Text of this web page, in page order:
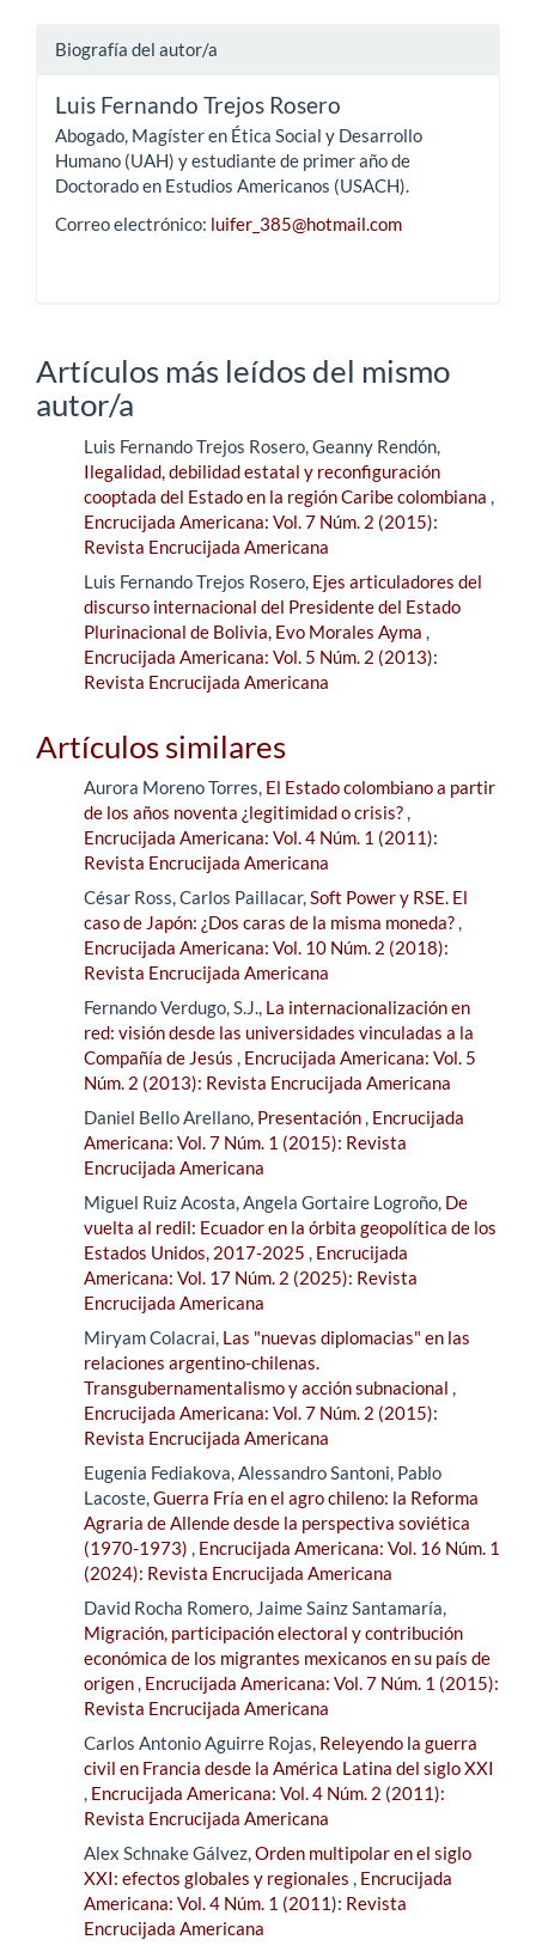
Biografía del autor/a
Luis Fernando Trejos Rosero
Abogado, Magíster en Ética Social y Desarrollo
Humano (UAH) y estudiante de primer año de
Doctorado en Estudios Americanos (USACH).
Correo electrónico: luifer_385@hotmail.com
Artículos más leídos del mismo
autor/a
Luis Fernando Trejos Rosero, Geanny Rendón,
Ilegalidad, debilidad estatal y reconfiguración
cooptada del Estado en la región Caribe colombiana ,
Encrucijada Americana: Vol. 7 Núm. 2 (2015):
Revista Encrucijada Americana
Luis Fernando Trejos Rosero, Ejes articuladores del
discurso internacional del Presidente del Estado
Plurinacional de Bolivia, Evo Morales Ayma ,
Encrucijada Americana: Vol. 5 Núm. 2 (2013):
Revista Encrucijada Americana
Artículos similares
Aurora Moreno Torres, El Estado colombiano a partir
de los años noventa ¿legitimidad o crisis?,
Encrucijada Americana: Vol. 4 Núm. 1 (2011):
Revista Encrucijada Americana
César Ross, Carlos Paillacar,Soft Power y RSE. El
caso de Japón: ¿Dos caras de la misma moneda?,
Encrucijada Americana: Vol. 10 Núm. 2 (2018):
Revista Encrucijada Americana
Fernando Verdugo, S.J., La internacionalización en
red: visión desde las universidades vinculadas a la
Compañía de Jesús , Encrucijada Americana: Vol. 5
Núm. 2 (2013): Revista Encrucijada Americana
Daniel Bello Arellano, Presentación, Encrucijada
Americana: Vol. 7 Núm. 1 (2015): Revista
Encrucijada Americana
Miguel Ruiz Acosta, Angela Gortaire Logroño, De
vuelta al redil: Ecuador en la órbita geopolítica de los
Estados Unidos, 2017-2025 , Encrucijada
Americana: Vol. 17 Núm. 2 (2025): Revista
Encrucijada Americana
Miryam Colacrai, Las "nuevas diplomacias" en las
relaciones argentino-chilenas.
Transgubernamentalismo y acción subnacional ,
Encrucijada Americana: Vol. 7 Núm. 2 (2015):
Revista Encrucijada Americana
Eugenia Fediakova, Alessandro Santoni, Pablo
Lacoste,Guerra Fría en el agro chileno: la Reforma
Agraria de Allende desde la perspectiva soviética
(1970-1973) , Encrucijada Americana: Vol. 16 Núm. 1
(2024): Revista Encrucijada Americana
David Rocha Romero, Jaime Sainz Santamaría,
Migración, participación electoral y contribución
económica de los migrantes mexicanos en su país de
origen, Encrucijada Americana: Vol. 7 Núm. 1 (2015):
Revista Encrucijada Americana
Carlos Antonio Aguirre Rojas, Releyendo la guerra
civil en Francia desde la América Latina del siglo XXI
, Encrucijada Americana: Vol. 4 Núm. 2 (2011):
Revista Encrucijada Americana
Alex Schnake Gálvez,Orden multipolar en el siglo
XXI: efectos globales y regionales , Encrucijada
Americana: Vol. 4 Núm. 1 (2011): Revista
Encrucijada Americana